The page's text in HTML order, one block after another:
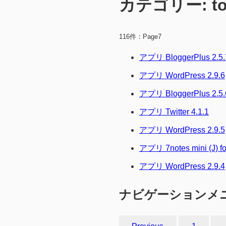
カテゴリー:
116件：Page7
アプリ BloggerPlus
アプリ WordPress 2.9.6
アプリ BloggerPlus
アプリ Twitter 4.1.1
アプリ WordPress 2.9.5
アプリ 7notes mini (J)
アプリ WordPress 2.9.4
ナビゲーションメ